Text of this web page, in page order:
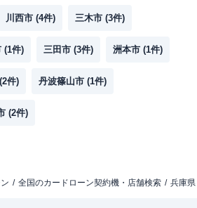
川西市 (4件) 三木市 (3件)
(1件) 三田市 (3件) 洲本市 (1件)
(2件) 丹波篠山市 (1件)
(2件)
全国のカードローン契約機・店舗検索 兵庫県